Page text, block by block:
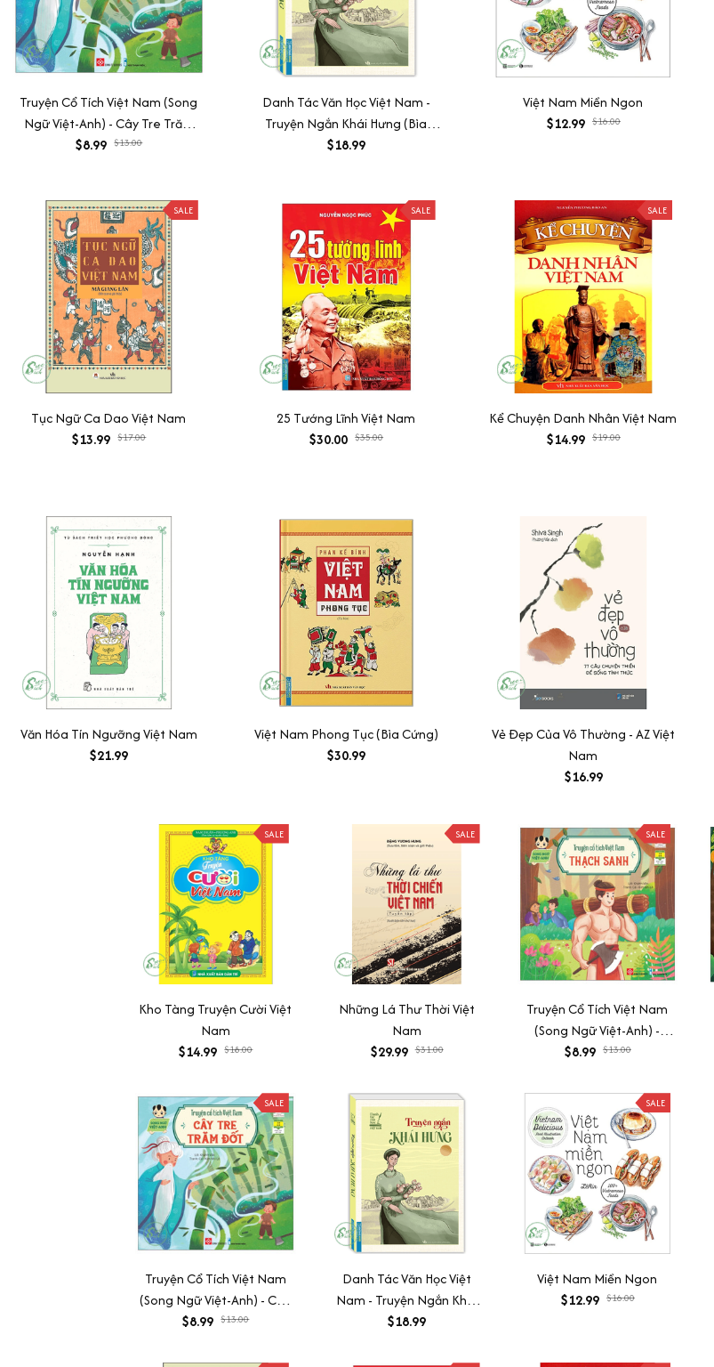
Truyện Cổ Tích Việt Nam (Song
Ngữ Việt-Anh) - Cây Tre Trăm
Đốt
$8.99 $13.00
Danh Tác Văn Học Việt Nam -
Truyện Ngắn Khái Hưng (Bìa
Mềm)
$18.99
Việt Nam Miền Ngon
$12.99 $16.00
SALE
Tục Ngữ Ca Dao Việt Nam
$13.99 $17.00
SALE
25 Tướng Lĩnh Việt Nam
$30.00 $35.00
SALE
Kể Chuyện Danh Nhân Việt Nam
$14.99 $19.00
Văn Hóa Tín Ngưỡng Việt Nam
$21.99
Việt Nam Phong Tục (Bìa Cứng)
$30.99
Vẻ Đẹp Của Vô Thường - AZ Việt
Nam
$16.99
SALE
Kho Tàng Truyện Cười Việt
Nam
$14.99 $18.00
SALE
Những Lá Thư Thời Việt
Nam
$29.99 $31.00
SALE
Truyện Cổ Tích Việt Nam
(Song Ngữ Việt-Anh) -
Thạch Sanh
$8.99 $13.00
SALE
Truyện Cổ Tích Việt Nam
(Song Ngữ Việt-Anh) - Cây
Tre Trăm Đốt
$8.99 $13.00
Danh Tác Văn Học Việt
Nam - Truyện Ngắn Khái
Hưng (Bìa Mềm)
$18.99
SALE
Việt Nam Miền Ngon
$12.99 $16.00